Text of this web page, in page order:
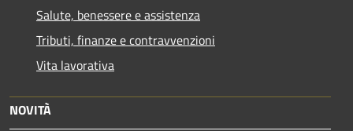
Salute, benessere e assistenza
Tributi, finanze e contravvenzioni
Vita lavorativa
NOVITÀ